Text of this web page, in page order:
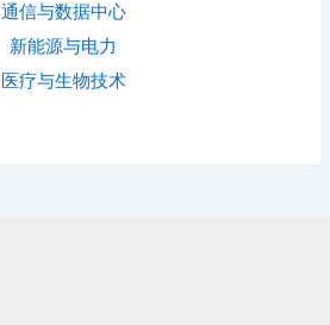
通信与数据中心
新能源与电力
医疗与生物技术